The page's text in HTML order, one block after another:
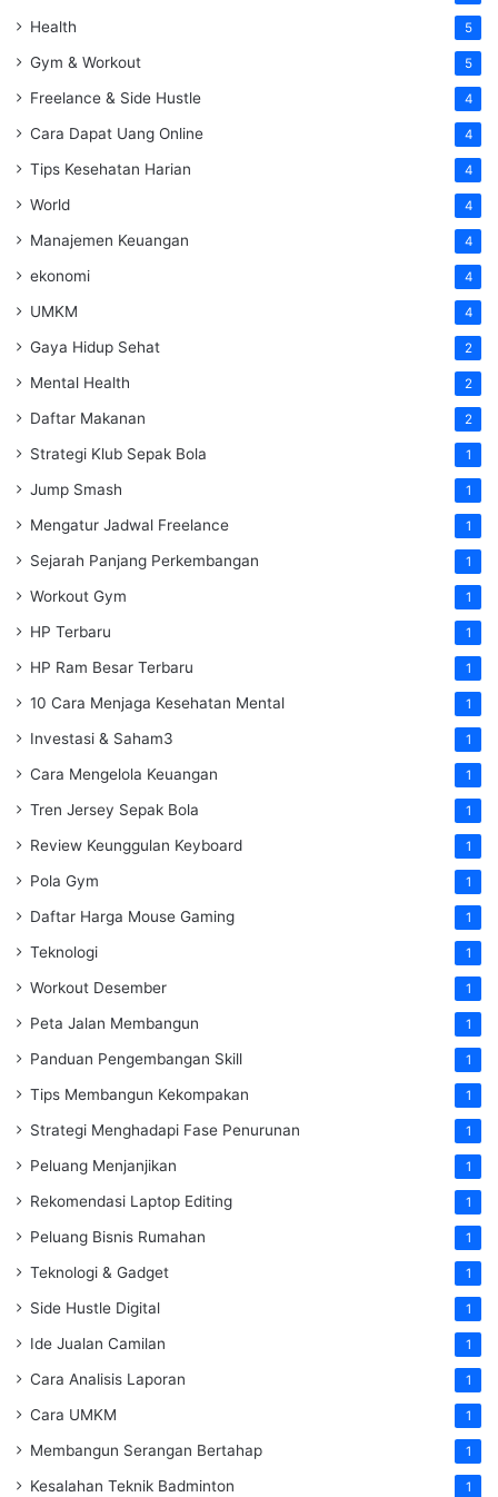
Health 5
Gym & Workout 5
Freelance & Side Hustle 4
Cara Dapat Uang Online 4
Tips Kesehatan Harian 4
World 4
Manajemen Keuangan 4
ekonomi 4
UMKM 4
Gaya Hidup Sehat 2
Mental Health 2
Daftar Makanan 2
Strategi Klub Sepak Bola 1
Jump Smash 1
Mengatur Jadwal Freelance 1
Sejarah Panjang Perkembangan 1
Workout Gym 1
HP Terbaru 1
HP Ram Besar Terbaru 1
10 Cara Menjaga Kesehatan Mental 1
Investasi & Saham3 1
Cara Mengelola Keuangan 1
Tren Jersey Sepak Bola 1
Review Keunggulan Keyboard 1
Pola Gym 1
Daftar Harga Mouse Gaming 1
Teknologi 1
Workout Desember 1
Peta Jalan Membangun 1
Panduan Pengembangan Skill 1
Tips Membangun Kekompakan 1
Strategi Menghadapi Fase Penurunan 1
Peluang Menjanjikan 1
Rekomendasi Laptop Editing 1
Peluang Bisnis Rumahan 1
Teknologi & Gadget 1
Side Hustle Digital 1
Ide Jualan Camilan 1
Cara Analisis Laporan 1
Cara UMKM 1
Membangun Serangan Bertahap 1
Kesalahan Teknik Badminton 1